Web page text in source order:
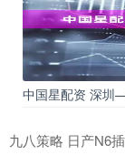
中国星配资 深圳
九八策略 日产N6